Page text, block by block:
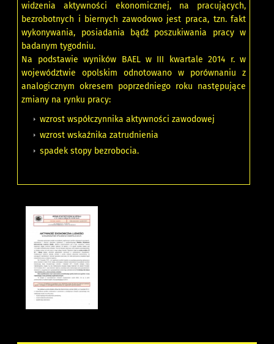
widzenia aktywności ekonomicznej, na pracujących,
bezrobotnych i biernych zawodowo jest praca, tzn. fakt
wykonywania, posiadania bądź poszukiwania pracy w
badanym tygodniu.
Na podstawie wyników BAEL w III kwartale 2014 r. w
województwie opolskim odnotowano w porównaniu z
analogicznym okresem poprzedniego roku następujące
zmiany na rynku pracy:
wzrost współczynnika aktywności zawodowej
wzrost wskaźnika zatrudnienia
spadek stopy bezrobocia.